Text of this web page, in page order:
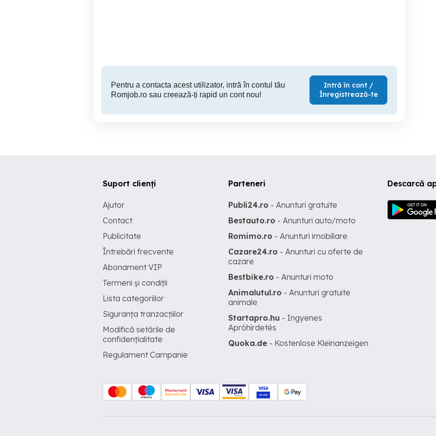
Pentru a contacta acest utilizator, intră în contul tău
Romjob.ro sau creează-ți rapid un cont nou!
Intră în cont /
Înregistrează-te
Descarcă
Suport clienți
Ajutor
Contact
Publicitate
Întrebări frecvente
Abonament VIP
Termeni și condiții
Lista categoriilor
Siguranța tranzacțiilor
Modifică setările de
confidențialitate
Regulament Campanie
Parteneri
Publi24.ro - Anunturi gratuite
Bestauto.ro - Anunturi auto/moto
Romimo.ro - Anunturi imobiliare
Cazare24.ro - Anunturi cu oferte de
cazare
Bestbike.ro - Anunturi moto
Animalutul.ro - Anunturi gratuite
animale
Startapro.hu - Ingyenes
Apróhirdetés
Quoka.de - Kostenlose Kleinanzeigen